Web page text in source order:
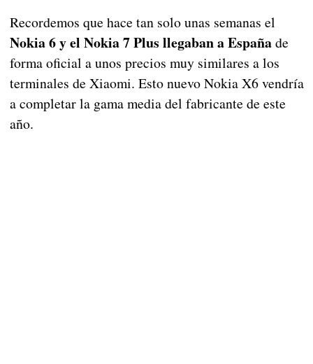
Recordemos que hace tan solo unas semanas el
Nokia 6 y el Nokia 7 Plus llegaban a Españade
forma oficial a unos precios muy similares a los
terminales de Xiaomi. Esto nuevo Nokia X6 vendría
a completar la gama media del fabricante de este
año.